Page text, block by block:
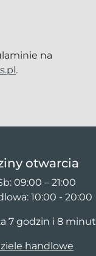
na
.
otwarcia
09:00 – 21:00
10:00 - 20:00
7 godzin i 8 minut
handlowe